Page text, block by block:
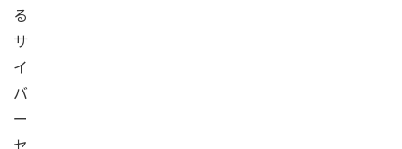
る
サ
イ
バ
ー
セ